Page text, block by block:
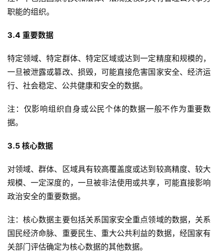
职能的组织。
3.4 重要数据
特定领域、特定群体、特定区域或达到一定精度和规模的，
一旦被泄露或篡改、损毁，可能直接危害国家安全、经济运
行、社会稳定、公共健康和安全的数据。
注：仅影响组织自身或公民个体的数据一般不作为重要数
据。
3.5 核心数据
对领域、群体、区域具有较高覆盖度或达到较高精度、较大
规模、一定深度的，一旦被非法使用或共享，可能直接影响
政治安全的重要数据。
注：核心数据主要包括关系国家安全重点领域的数据，关系
国民经济命脉、重要民生、重大公共利益的数据，经国家有
关部门评估确定为核心数据的其他数据。